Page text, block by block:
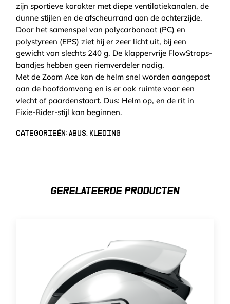
zijn sportieve karakter met diepe ventilatiekanalen, de
dunne stijlen en de afscheurrand aan de achterzijde.
Door het samenspel van polycarbonaat (PC) en
polystyreen (EPS) ziet hij er zeer licht uit, bij een
gewicht van slechts 240 g. De klappervrije FlowStraps-
bandjes hebben geen riemverdeler nodig.
Met de Zoom Ace kan de helm snel worden aangepast
aan de hoofdomvang en is er ook ruimte voor een
vlecht of paardenstaart. Dus: Helm op, en de rit in
Fixie-Rider-stijl kan beginnen.
Categorieën:Abus, Kleding
GERELATEERDE PRODUCTEN